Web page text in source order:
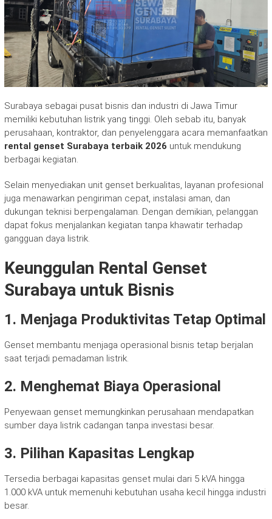
Surabaya sebagai pusat bisnis dan industri di Jawa Timur
memiliki kebutuhan listrik yang tinggi. Oleh sebab itu, banyak
perusahaan, kontraktor, dan penyelenggara acara memanfaatkan
rental genset Surabaya terbaik 2026 untuk mendukung
berbagai kegiatan.
Selain menyediakan unit genset berkualitas, layanan profesional
juga menawarkan pengiriman cepat, instalasi aman, dan
dukungan teknisi berpengalaman. Dengan demikian, pelanggan
dapat fokus menjalankan kegiatan tanpa khawatir terhadap
gangguan daya listrik.
Keunggulan Rental Genset
Surabaya untuk Bisnis
1. Menjaga Produktivitas Tetap Optimal
Genset membantu menjaga operasional bisnis tetap berjalan
saat terjadi pemadaman listrik.
2. Menghemat Biaya Operasional
Penyewaan genset memungkinkan perusahaan mendapatkan
sumber daya listrik cadangan tanpa investasi besar.
3. Pilihan Kapasitas Lengkap
Tersedia berbagai kapasitas genset mulai dari 5 kVA hingga
1.000 kVA untuk memenuhi kebutuhan usaha kecil hingga industri
besar.